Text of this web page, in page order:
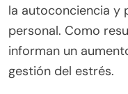
la autoconciencia y
personal. Como
informan un
gestión del estrés.